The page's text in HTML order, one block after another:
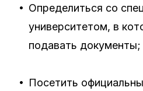
• Определиться со
университетом, в
подавать документы;
• Посетить